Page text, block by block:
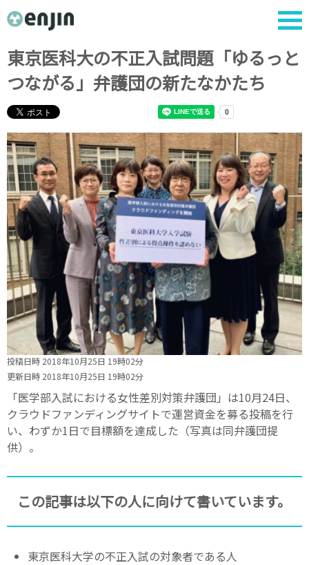
東京医科大の不正入試問題「ゆるっと
つながる」弁護団の新たなかたち
投稿日時 2018年10月25日 19時02分
更新日時 2018年10月25日 19時02分
「医学部入試における女性差別対策弁護団」は10月24日、
クラウドファンディングサイトで運営資金を募る投稿を行
い、わずか1日で目標額を達成した（写真は同弁護団提
供）。
この記事は以下の人に向けて書いています。
東京医科大学の不正入試の対象者である人